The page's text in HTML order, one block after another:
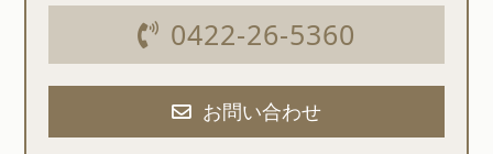
0422-26-5360
お問い合わせ